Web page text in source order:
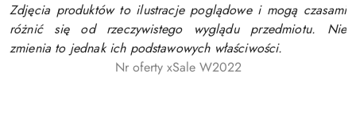
Zdjęcia produktów to ilustracje poglądowe i mogą czasami
różnić się od rzeczywistego wyglądu przedmiotu. Nie
zmienia to jednak ich podstawowych właściwości.
Nr oferty xSale W2022